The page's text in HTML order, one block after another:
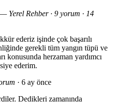
Yerel Rehber · 9 yorum · 14
ederiz işinde çok başarılı
gerekli tüm yangın tüpü ve
konusunda herzaman yardımcı
ederim.
· 6 ay önce
Dedikleri zamanında